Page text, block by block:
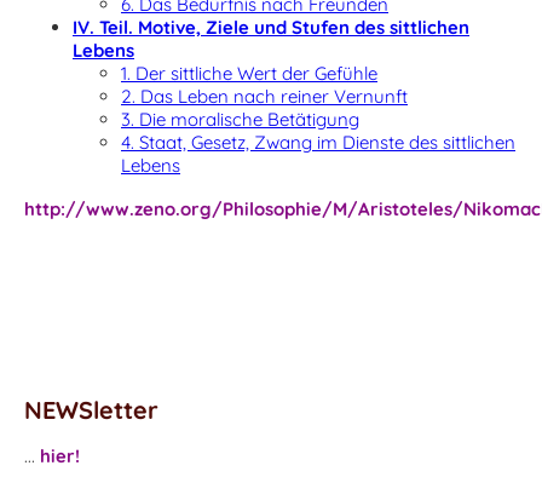
IV. Teil. Motive, Ziele und Stufen des sittlichen
Lebens
1. Der sittliche Wert der Gefühle
2. Das Leben nach reiner Vernunft
3. Die moralische Betätigung
4. Staat, Gesetz, Zwang im Dienste des sittlichen
Lebens
http://www.zeno.org/Philosophie/M/Aristoteles/
NEWSletter
... hier!